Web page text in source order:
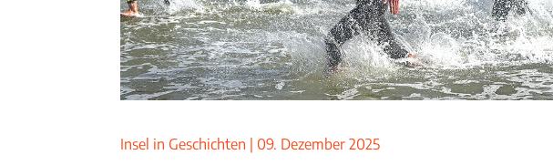
Insel in Geschichten 09. Dezember 2025